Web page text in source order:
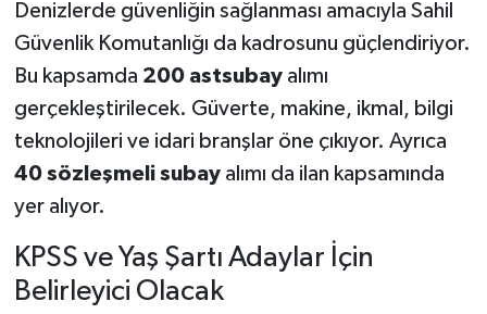
Denizlerde güvenliğin sağlanması amacıyla Sahil
Güvenlik Komutanlığı da kadrosunu güçlendiriyor.
Bu kapsamda 200 astsubayalımı
gerçekleştirilecek. Güverte, makine, ikmal, bilgi
teknolojileri ve idari branşlar öne çıkıyor. Ayrıca
40 sözleşmeli subayalımı da ilan kapsamında
yer alıyor.
KPSS ve Yaş Şartı Adaylar İçin
Belirleyici Olacak